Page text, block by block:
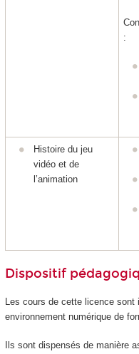
:
Histoire du jeu
vidéo et de
l’animation
Dispositif
Les cours de cette licence sont
environnement numérique de
Ils sont dispensés de manière